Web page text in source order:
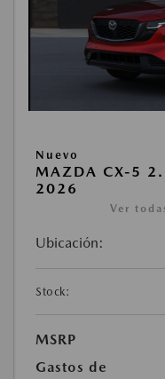
Nuevo
MAZDA CX-5
2026
Ver
Ubicación:
Stock:
MSRP
Gastos de